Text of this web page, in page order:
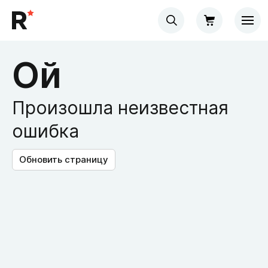
Ой
Произошла неизвестная
ошибка
Обновить страницу